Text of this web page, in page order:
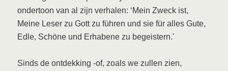
ondertoon van al zijn verhalen: ‘Mein Zweck ist,
Meine Leser zu Gott zu führen und sie für alles Gute,
Edle, Schöne und Erhabene zu begeistern.'
Sinds de ontdekking -of, zoals we zullen zien,